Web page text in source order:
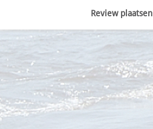
Review plaatsen